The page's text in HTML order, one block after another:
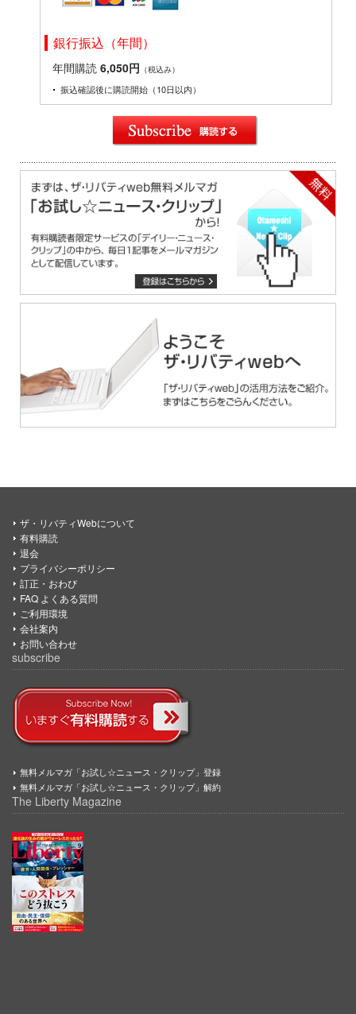
銀行振込（年間）
年間購読 6,050円 （税込み）
振込確認後に購読開始（10日以内）
ザ・リバティWebについて
有料購読
退会
プライバシーポリシー
訂正・おわび
FAQ よくある質問
ご利用環境
会社案内
お問い合わせ
subscribe
無料メルマガ「お試し☆ニュース・クリップ」登録
無料メルマガ「お試し☆ニュース・クリップ」解約
The Liberty Magazine